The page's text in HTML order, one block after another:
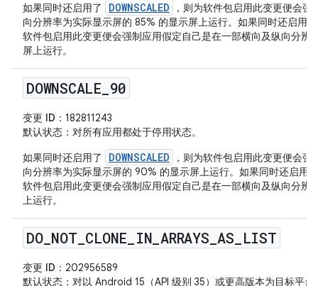
如果同时还启用了
DOWNSCALED
，则为软件包启用此变更便会
向分辨率为实际显示屏的 85% 的显示屏上运行。如果同时还启用
软件包启用此变更便会强制应用假定自己是在一部横向及纵向分辨
屏上运行。
DOWNSCALE 90
变更 ID ：182811243
默认状态 ：对所有应用都处于停用状态。
如果同时还启用了
DOWNSCALED
，则为软件包启用此变更便会
向分辨率为实际显示屏的 90% 的显示屏上运行。如果同时还启用
软件包启用此变更便会强制应用假定自己是在一部横向及纵向分辨
上运行。
DO_ NOT CLONE IN ARRAYS AS LIST
变更 ID ：202956589
默认状态 ：对以 Android 15（API 级别 35）或更高版本为目标平